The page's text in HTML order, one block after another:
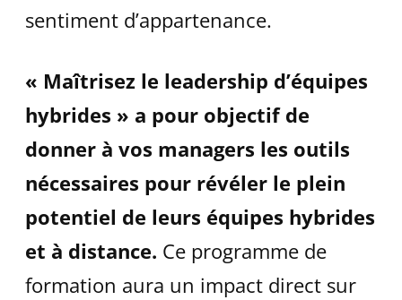
sentiment d’appartenance.
« Maîtrisez le leadership d’équipes
hybrides » a pour objectif de
donner à vos managers les outils
nécessaires pour révéler le plein
potentiel de leurs équipes hybrides
et à distance. Ce programme de
formation aura un impact direct sur